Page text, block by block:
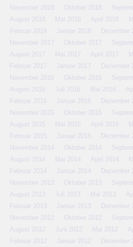
November 2018
Oktober 2018
August 2018
Mai 2018 April 2018
Februar 2018
Januar 2018
Dezember
November 2017
Oktober 2017
August 2017
Mai 2017 April 2017
Februar 2017
Januar 2017
Dezember
November 2016
Oktober 2016
August 2016
Juli 2016 Mai 2016
Februar 2016
Januar 2016
Dezember
November 2015
Oktober 2015
August 2015
Mai 2015 April 2015
Februar 2015
Januar 2015
Dezember
November 2014
Oktober 2014
August 2014
Mai 2014 April 2014
Februar 2014
Januar 2014
Dezember
November 2013
Oktober 2013
August 2013
Juli 2013 Mai 2013
Februar 2013
Januar 2013
Dezember
November 2012
Oktober 2012
August 2012
Juni 2012 Mai 2012
Februar 2012
Januar 2012 Dezember